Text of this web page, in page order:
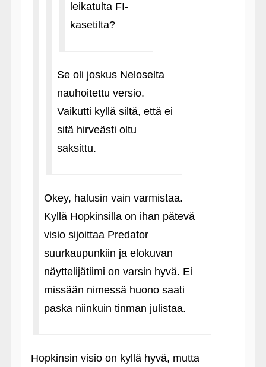
leikatulta FI-
kasetilta?
Se oli joskus Neloselta
nauhoitettu versio.
Vaikutti kyllä siltä, että ei
sitä hirveästi oltu
saksittu.
Okey, halusin vain varmistaa.
Kyllä Hopkinsilla on ihan pätevä
visio sijoittaa Predator
suurkaupunkiin ja elokuvan
näyttelijätiimi on varsin hyvä. Ei
missään nimessä huono saati
paska niinkuin tinman julistaa.
Hopkinsin visio on kyllä hyvä, mutta